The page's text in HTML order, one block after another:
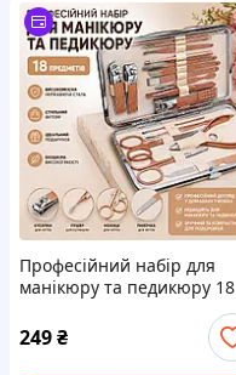
Професійний набір для
манікюру та педикюру 18
249₴